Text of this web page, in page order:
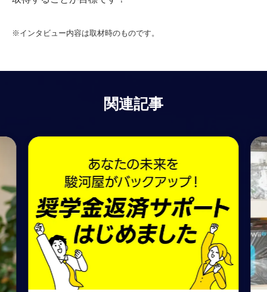
※インタビュー内容は取材時のものです。
関連記事